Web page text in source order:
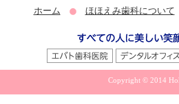
ホーム ほほえみ歯科について
Copyright © 2014